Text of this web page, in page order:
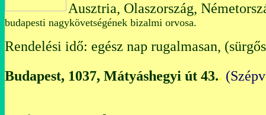
Ausztria, Olaszország,
budapesti nagykövetségének bizalmi orvosa.
Rendelési idő: egész nap rugalmasan,
Budapest, 1037, Mátyáshegyi út 43..